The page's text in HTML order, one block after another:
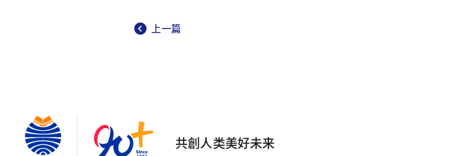
上一篇
共創人类美好未来